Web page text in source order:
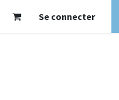
Se connecter